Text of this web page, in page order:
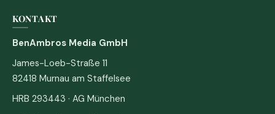
KONTAKT
BenAmbros Media GmbH
James-Loeb-Straße 11
82418 Murnau am Staffelsee
HRB 293443 · AG München